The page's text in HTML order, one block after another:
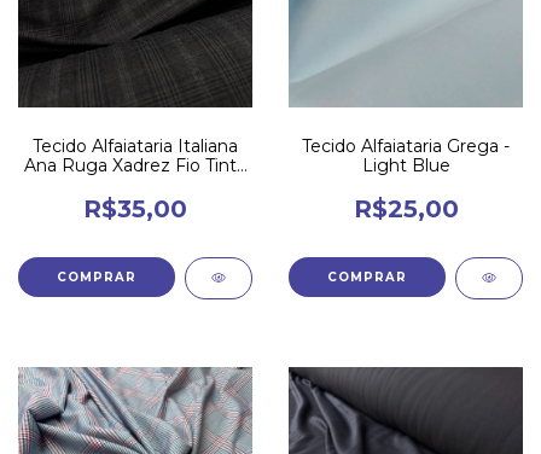
Tecido Alfaiataria Italiana
Ana Ruga Xadrez Fio Tinto
R$35,00
Tecido Alfaiataria Grega -
Light Blue
R$25,00